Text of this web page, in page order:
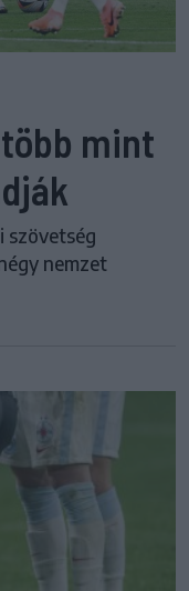
mint
szövetség
nemzet